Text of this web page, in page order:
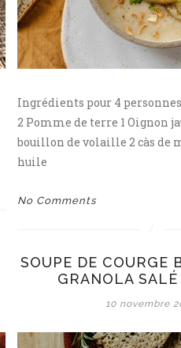
Ingrédients pour 4
2 Pomme de terre 1 Oignon
bouillon de volaille 2 càs de
huile
No Comments
SOUPE DE COURGE
GRANOLA
10 novembre